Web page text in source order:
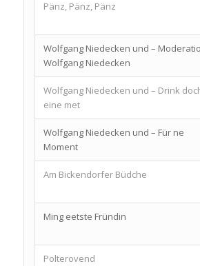
Pänz, Pänz, Pänz
Wolfgang Niedecken und –
Wolfgang Niedecken
Wolfgang Niedecken und – Drink
eine met
Wolfgang Niedecken und – Für ne
Moment
Am Bickendorfer Büdche
Ming eetste Fründin
Polterovend